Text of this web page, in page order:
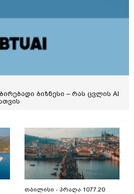
ბიზნესი – რას ცვლის AI
თბილისი - პრაღა 1077.20